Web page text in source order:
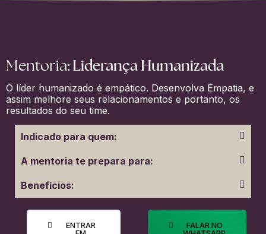
Mentoria:Liderança Humanizada
O líder humanizado é empático. Desenvolva Empatia, e
assim melhore seus relacionamentos e portanto, os
resultados do seu time.
Indicado para quem:
A mentoria te prepara para:
Benefícios:
ENTRAR
FALAR NO